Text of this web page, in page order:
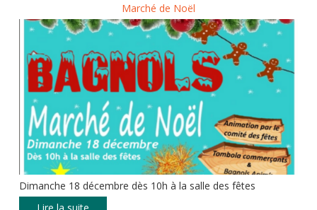
Marché de Noël
Dimanche 18 décembre dès 10h à la salle des fêtes